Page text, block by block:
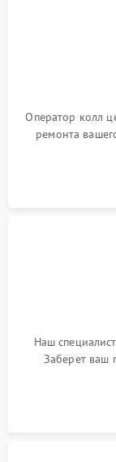
Оператор колл
ремонта
Наш
Заберет ваш